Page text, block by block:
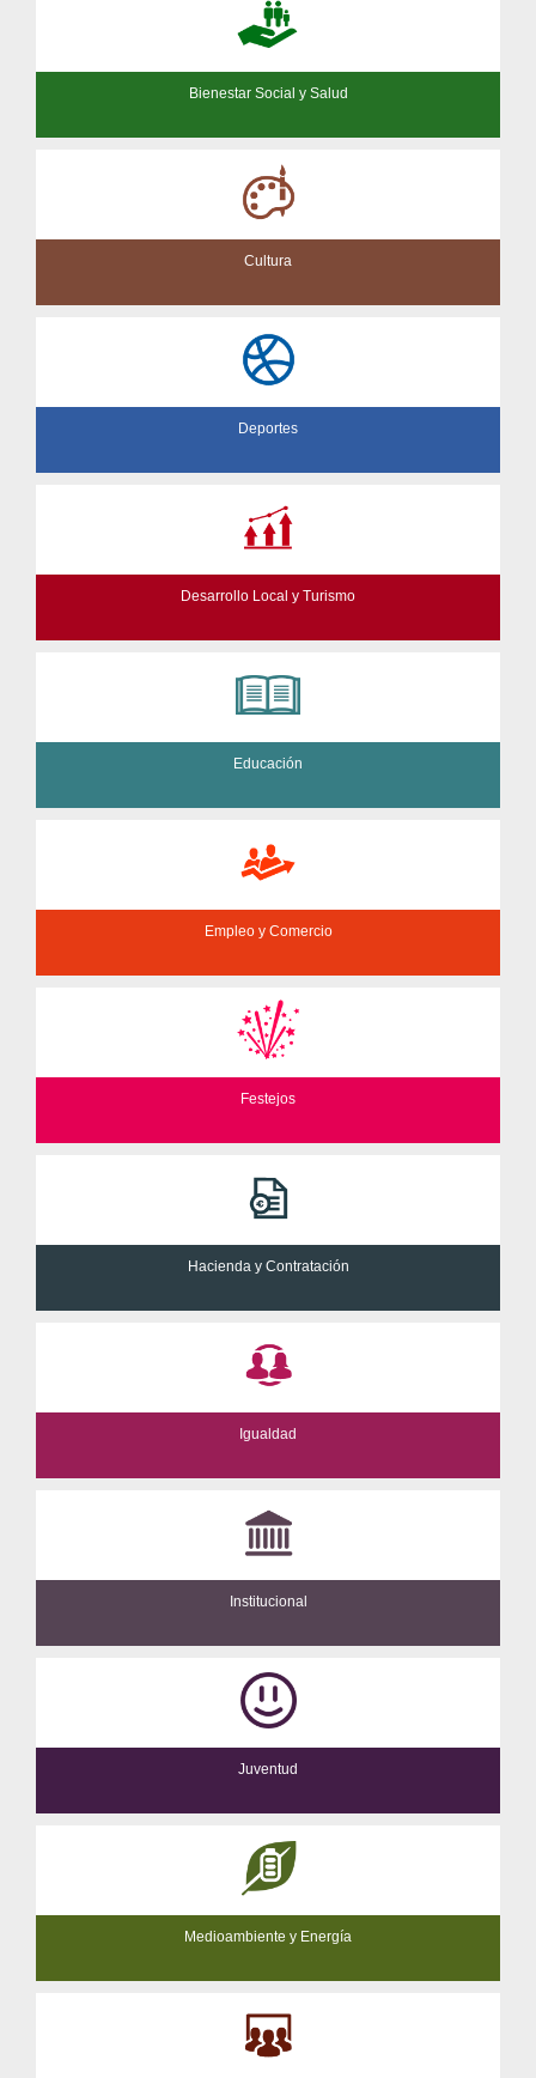
Bienestar Social y Salud
Cultura
Deportes
Desarrollo Local y Turismo
Educación
Empleo y Comercio
Festejos
Hacienda y Contratación
Igualdad
Institucional
Juventud
Medioambiente y Energía